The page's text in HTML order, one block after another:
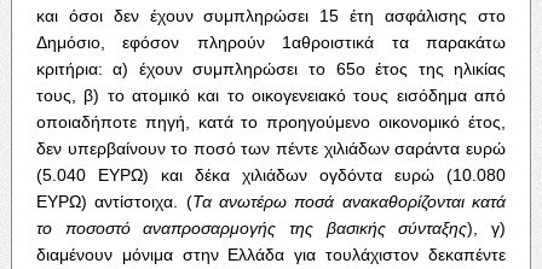
και όσοι δεν έχουν συμπληρώσει 15 έτη ασφάλισης στο
Δημόσιο, εφόσον πληρούν 1αθροιστικά τα παρακάτω
κριτήρια: α) έχουν συμπληρώσει το 65ο έτος της ηλικίας
τους, β) το ατομικό και το οικογενειακό τους εισόδημα από
οποιαδήποτε πηγή, κατά το προηγούμενο οικονομικό έτος,
δεν υπερβαίνουν το ποσό των πέντε χιλιάδων σαράντα ευρώ
(5.040 ΕΥΡΩ) και δέκα χιλιάδων ογδόντα ευρώ (10.080
ΕΥΡΩ) αντίστοιχα. (Τα ανωτέρω ποσά ανακαθορίζονται κατά
το ποσοστό αναπροσαρμογής της βασικής σύνταξης), γ)
διαμένουν μόνιμα στην Ελλάδα για τουλάχιστον δεκαπέντε